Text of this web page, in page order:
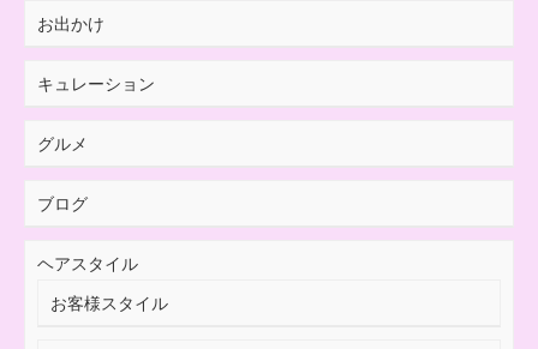
お出かけ
キュレーション
グルメ
ブログ
ヘアスタイル
お客様スタイル